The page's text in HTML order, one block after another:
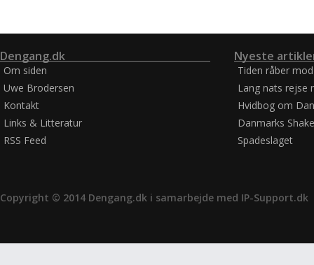
Dengang.dk
Om siden
Uwe Brodersen
Kontakt
Links & Litteratur
RSS Feed
Nyeste
Tiden råber
Lang nats rejse
Hvidbog om
Danmarks
Spadeslaget
Copyright © 2014 Dengang.dk i samarbejde med IP-Support.dk